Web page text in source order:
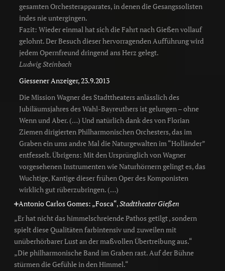
gesamten Orchesterapparates, in denen die Gesangssolisten
indes nie untergingen.
Fazit: Wieder einmal hat sich die Fahrt nach Gießen vollauf
gelohnt. Der Besuch dieser hervorragenden Aufführung wird
jedem Opernfreund dringend ans Herz gelegt.
Ludwig Steinbach
Giessener Anzeiger, 23.9.2013
Die Mission Wagner des Stadttheaters anlässlich des
Jubiläumsjahres des Wahl-Bayreuthers ist gelungen – ohne
Wenn und Aber. (…) Und natürlich dank des von Florian
Ziemen dirigierten Philharmonischen Orchesters, das im
Graben ein ums andre Mal die Naturgewalten im “Holländer”
entfesselt. Übrigens: Mit den Ursprünglich von Wagner
vorgesehenen Instrumenten wie Naturhörnern gelingt es, das
Wuchtige, Kantige dieser frühen Oper des Komponisten
wirklich gut rüberzubringen. (…)
Antonio Carlos Gomes: „Fosca“,Stadttheater Gießen
„Er hat nicht das himmelschreiende Pathos getilgt , sondern
spielt diese Qualitäten farbintensiv und zuweilen mit
unüberhörbarer Lust an der maßvollen Übertreibung aus.“
„Die philharmonische Band im Graben rast. Auf der Bühne
stürmen die Gefühle in den Himmel.“